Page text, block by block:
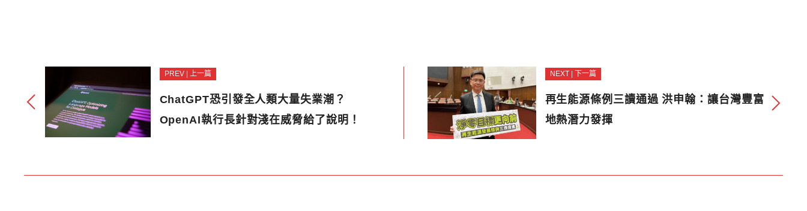
PREV | 上一篇
ChatGPT恐引發全人類大量失業潮？
OpenAI執行長針對淺在威脅給了說明！
NEXT | 下一篇
再生能源條例三讀通過 洪申翰：讓台灣豐富
地熱潛力發揮